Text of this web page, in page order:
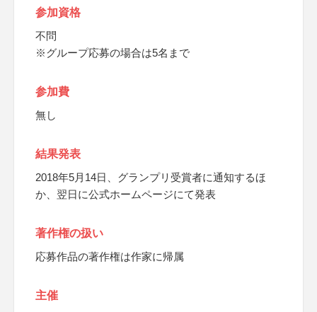
参加資格
不問
※グループ応募の場合は5名まで
参加費
無し
結果発表
2018年5月14日、グランプリ受賞者に通知するほ
か、翌日に公式ホームページにて発表
著作権の扱い
応募作品の著作権は作家に帰属
主催